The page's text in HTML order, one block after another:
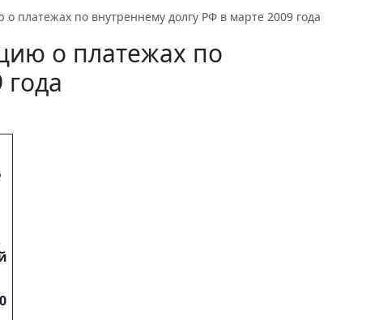
по внутреннему долгу РФ в марте 2009 года
о платежах по